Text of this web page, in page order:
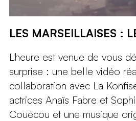
LES MARSEILLAISES :
L'heure est venue de vous
surprise : une belle vidéo
collaboration avec La
actrices Anaïs Fabre et
Couécou et une musique